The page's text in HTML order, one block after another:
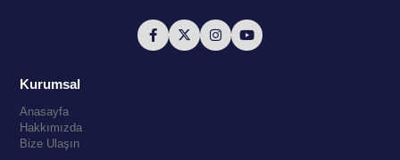
Kurumsal
Anasayfa
Hakkımızda
Bize Ulaşın